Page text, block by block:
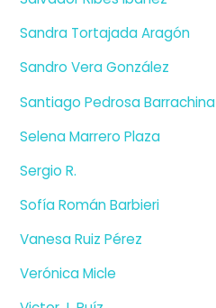
Sandra Tortajada Aragón
Sandro Vera González
Santiago Pedrosa Barrachina
Selena Marrero Plaza
Sergio R.
Sofía Román Barbieri
Vanesa Ruiz Pérez
Verónica Micle